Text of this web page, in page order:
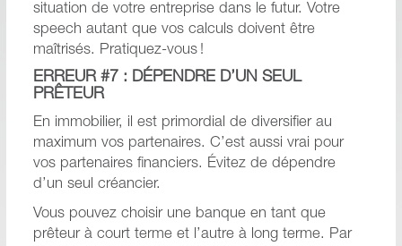
situation de votre entreprise dans le futur. Votre
speech autant que vos calculs doivent être
maîtrisés. Pratiquez-vous !
ERREUR #7 : DÉPENDRE D’UN SEUL
PRÊTEUR
En immobilier, il est primordial de diversifier au
maximum vos partenaires. C’est aussi vrai pour
vos partenaires financiers. Évitez de dépendre
d’un seul créancier.
Vous pouvez choisir une banque en tant que
prêteur à court terme et l’autre à long terme. Par